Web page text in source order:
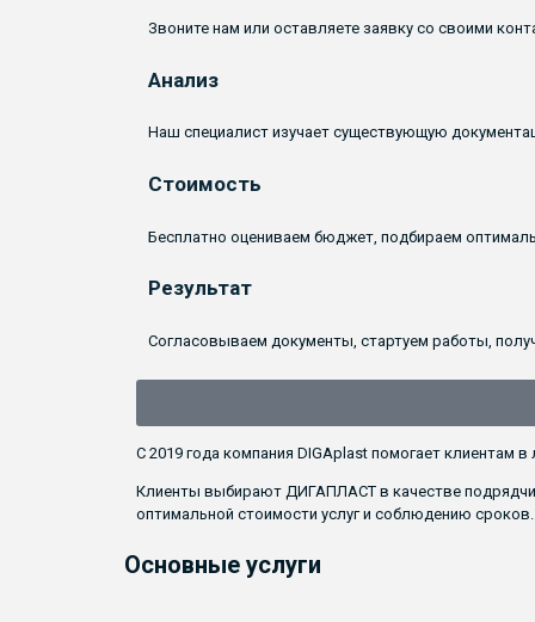
Звоните нам или оставляете заявку со своими
Анализ
Наш специалист изучает существующую
Стоимость
Бесплатно оцениваем бюджет, подбираем
Результат
Согласовываем документы, стартуем работы,
С 2019 года компания DIGAplast помогает клиентам
Клиенты выбирают ДИГАПЛАСТ в качестве
оптимальной стоимости услуг и соблюдению сроков.
Основные услуги